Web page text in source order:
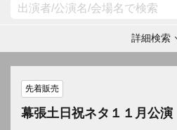
詳細検索
先着販売
幕張土日祝ネタ１１月公演